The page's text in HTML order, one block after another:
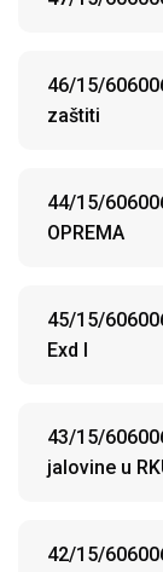
46/15/
zaštiti
44/15/
OPREMA
45/15/
Exd I
43/15/
jalovine u
42/15/